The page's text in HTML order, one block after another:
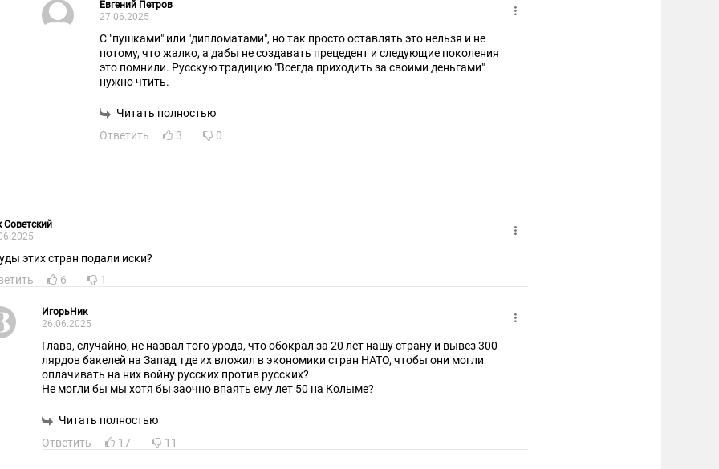
Евгений Петров
27.06.2025
С "пушками" или "дипломатами", но так просто оставлять это нельзя и не
потому, что жалко, а дабы не создавать прецедент и следующие поколения
это помнили. Русскую традицию "Всегда приходить за своими деньгами"
нужно чтить.
Читать полностью
Ответить
3 0
Советский
этих стран подали иски?
6 1
ИгорьНик
26.06.2025
Глава, случайно, не назвал того урода, что обокрал за 20 лет нашу страну и вывез 300
лярдов бакелей на Запад, где их вложил в экономики стран НАТО, чтобы они могли
оплачивать на них войну русских против русских?
Не могли бы мы хотя бы заочно впаять ему лет 50 на Колыме?
Читать полностью
Ответить
17 11